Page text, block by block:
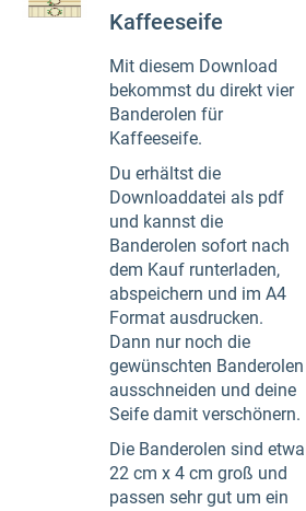
Kaffeeseife
Mit diesem Download
bekommst du direkt vier
Banderolen für
Kaffeeseife.
Du erhältst die
Downloaddatei als pdf
und kannst die
Banderolen sofort nach
dem Kauf runterladen,
abspeichern und im A4
Format ausdrucken.
Dann nur noch die
gewünschten Banderolen
ausschneiden und deine
Seife damit verschönern.
Die Banderolen sind etwa
22 cm x 4 cm groß und
passen sehr gut um ein